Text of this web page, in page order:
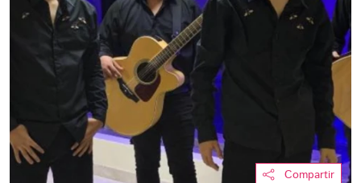
Compartir